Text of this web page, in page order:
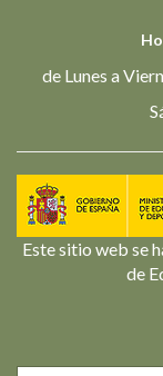
de Lunes a
Este sitio web se
de